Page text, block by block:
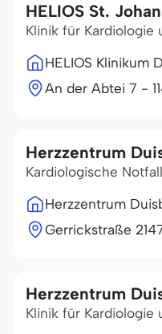
HELIOS St.
Klinik für Kardiologie
HELIOS Klinikum
An der Abtei 7 - 11
Herzzentrum
Kardiologische
Herzzentrum
Gerrickstraße 21
Herzzentrum
Klinik für Kardiologie